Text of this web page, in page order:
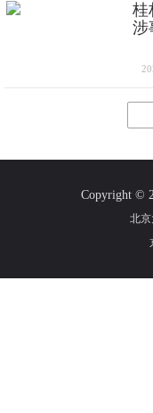
桂
涉
Copyright ©
北京